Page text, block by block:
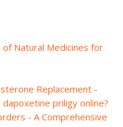
Natural Medicines for
Replacement -
priligy online?
- A Comprehensive